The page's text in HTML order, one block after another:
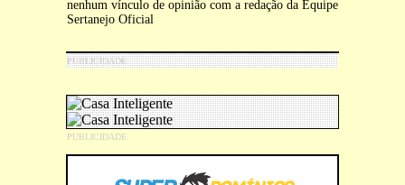
nenhum vínculo de opinião com a redação da Equipe
Sertanejo Oficial